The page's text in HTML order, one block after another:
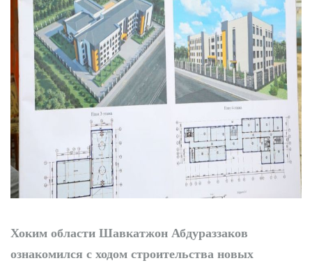
Хоким области Шавкатжон Абдураззаков
ознакомился с ходом строительства новых